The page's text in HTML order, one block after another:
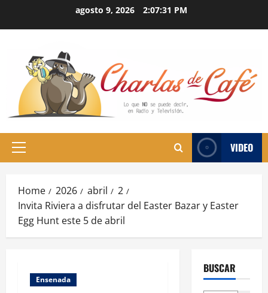
agosto 9, 2026 2:07:32 PM
Primary
VIDEO
Home 2026 abril
2
Invita Riviera a disfrutar del Easter Bazar y Easter
Egg Hunt este 5 de abril
Ensenada
BUSCAR